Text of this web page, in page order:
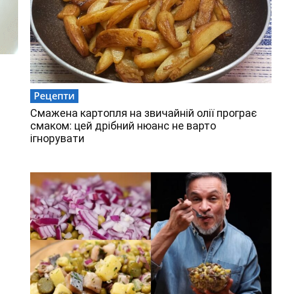
Рецепти
Смажена картопля на звичайній олії програє
смаком: цей дрібний нюанс не варто
ігнорувати